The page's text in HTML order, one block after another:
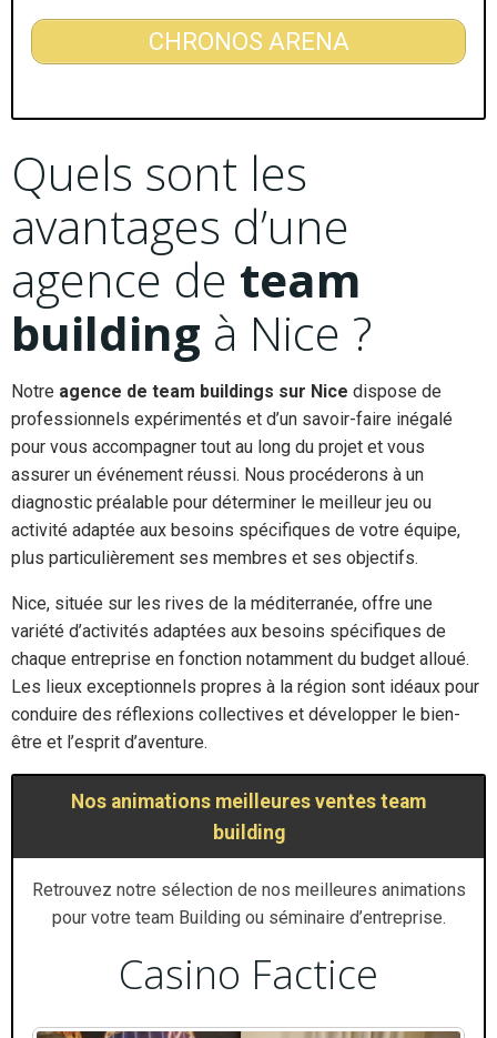
CHRONOS ARENA
Quels sont les
avantages d’une
agence de team
building à Nice ?
Notre agence de team buildings sur Nice dispose de
professionnels expérimentés et d’un savoir-faire inégalé
pour vous accompagner tout au long du projet et vous
assurer un événement réussi. Nous procéderons à un
diagnostic préalable pour déterminer le meilleur jeu ou
activité adaptée aux besoins spécifiques de votre équipe,
plus particulièrement ses membres et ses objectifs.
Nice, située sur les rives de la méditerranée, offre une
variété d’activités adaptées aux besoins spécifiques de
chaque entreprise en fonction notamment du budget alloué.
Les lieux exceptionnels propres à la région sont idéaux pour
conduire des réflexions collectives et développer le bien-
être et l’esprit d’aventure.
Nos animations meilleures ventes team
building
Retrouvez notre sélection de nos meilleures animations
pour votre team Building ou séminaire d’entreprise.
Casino Factice